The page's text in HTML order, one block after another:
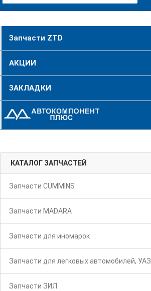
Запчасти ZTD
АКЦИИ
ЗАКЛАДКИ
КАТАЛОГ ЗАПЧАСТЕЙ
Запчасти CUMMINS
Запчасти MADARA
Запчасти для иномарок
Запчасти для легковых автомобилей, УАЗ
Запчасти ЗИЛ